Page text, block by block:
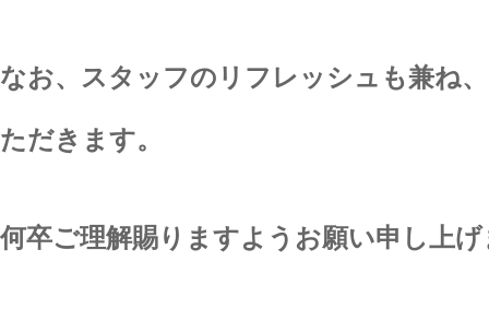
なお、スタッフのリフレッシュも兼ね
ただきます。
何卒ご理解賜りますようお願い申し上